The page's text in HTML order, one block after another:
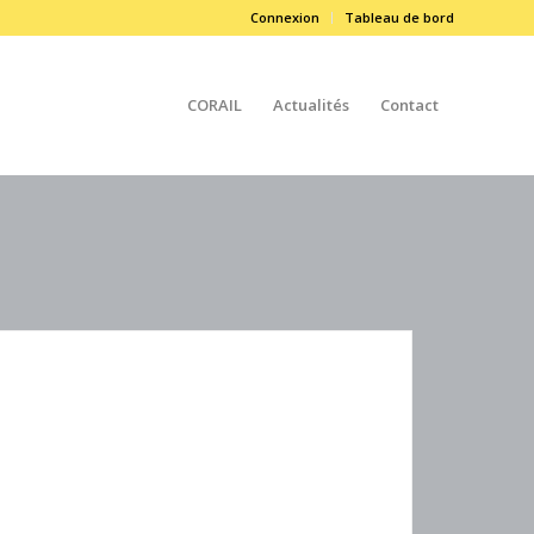
Connexion Tableau de bord
CORAIL Actualités Contact